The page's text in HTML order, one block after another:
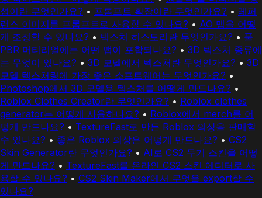
성이란 무엇인가요? • 프롬프트 확장이란 무엇인가요? • 레퍼
런스 이미지를 프롬프트로 사용할 수 있나요? • AO 맵을 어떻
게 조정할 수 있나요? • 텍스처 히스토리란 무엇인가요? • 풀
PBR 머티리얼에는 어떤 맵이 포함되나요? • 3D 텍스처 종류에
는 무엇이 있나요? • 3D 모델에서 텍스처란 무엇인가요? • 3D
모델 텍스처링에 가장 좋은 소프트웨어는 무엇인가요? •
Photoshop에서 3D 모델용 텍스처를 어떻게 만드나요? •
Roblox Clothes Creator란 무엇인가요? • Roblox clothes
generator는 어떻게 사용하나요? • Roblox에서 merch를 어
떻게 만드나요? • TextureFast로 만든 Roblox 의상을 판매할
수 있나요? • 좋은 Roblox 의상은 어떻게 만드나요? • CS2
Skin Generator란 무엇인가요? • AI로 CS2 무기 스킨을 어떻
게 만드나요? • TextureFast를 온라인 CS2 스킨 에디터로 사
용할 수 있나요? • CS2 Skin Maker에서 무엇을 export할 수
있나요?